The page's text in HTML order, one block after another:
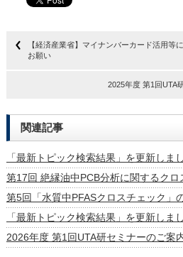
【経済産業省】マイナンバーカード活用等
お願い
2025年度 第1回UTA
関連記事
「最新トピック検索結果」を更新しま
第17回 絶縁油中PCB分析に関するク
第5回「水質中PFASクロスチェック」
「最新トピック検索結果」を更新しま
2026年度 第1回UTA研セミナーのご